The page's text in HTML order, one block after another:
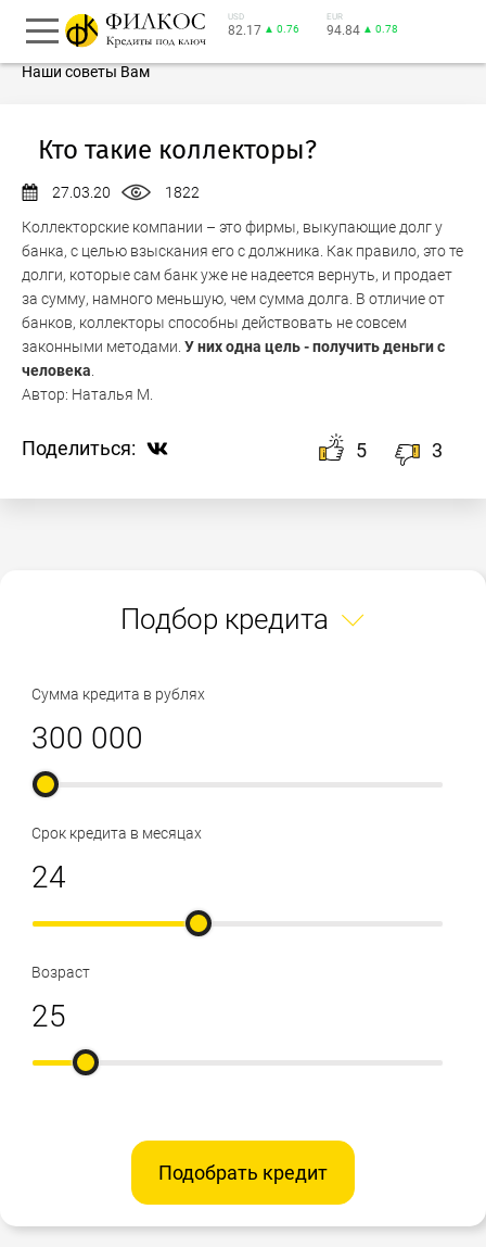
USD
82.17 ▲ 0.76
EUR
94.84 ▲ 0.78
Наши советы Вам
Кто такие коллекторы?
27.03.20
1822
Коллекторские компании – это фирмы, выкупающие долг у
банка, с целью взыскания его с должника. Как правило, это те
долги, которые сам банк уже не надеется вернуть, и продает
за сумму, намного меньшую, чем сумма долга. В отличие от
банков, коллекторы способны действовать не совсем
законными методами. У них одна цель - получить деньги с
человека
Автор: Наталья М.
Поделиться: 5 3
Подбор кредита
Сумма кредита в рублях
Срок кредита в месяцах
Возраст
Подобрать кредит